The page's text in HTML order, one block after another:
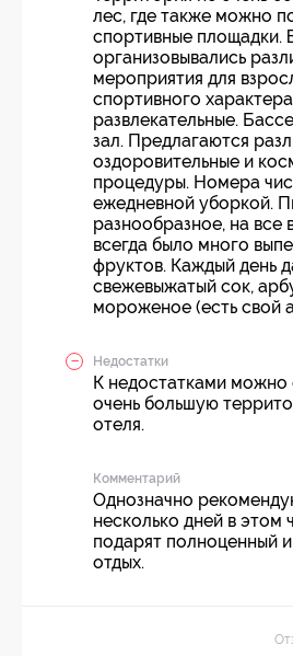
лес, где также можно
спортивные площадки.
организовывались
мероприятия для
спортивного
развлекательные.
зал. Предлагаются
оздоровительные и
процедуры. Номера
ежедневной уборкой.
разнообразное, на все
всегда было много
фруктов. Каждый день
свежевыжатый сок,
мороженое (есть свой
Недостатки
К недостатками можно
очень большую
отеля.
Комментарий
Однозначно
несколько дней в этом
подарят полноценный
отдых.